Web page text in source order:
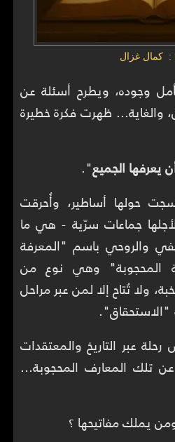
: كمال غزال
وجوده، ويطرح أسئلة عن
والغاية... ظهرت فكرة خطيرة
يعرفها الجميع".
حولها أساطير، وأُحرقت
جماعات سرّية - هي ما
والروحي باسم "المعرفة
المحجوبة" وهي نوع من
ولا تُتاح إلا لمن عبر مراحل
"الاستحقاق".
عبر التاريخ والمعتقدات
عن تلك المعارف المحجوبة…
يملك مفاتيحها ؟